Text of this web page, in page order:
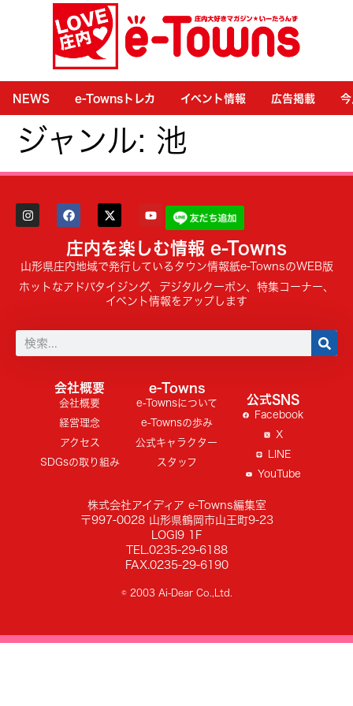
NEWS e-Townsトレカ イベント情報 広告掲載
ジャンル: 池
庄内を楽しむ情報 e-Towns
山形県庄内地域で発行しているタウン情報紙e-TownsのWEB版
ホットなアドバタイジング、デジタルクーポン、特集コーナー、
イベント情報をアップします
会社概要
会社概要
経営理念
アクセス
SDGsの取り組み
e-Towns
e-Townsについて
e-Townsの歩み
公式キャラクター
スタッフ
公式SNS
Facebook
X
LINE
YouTube
株式会社アイディア e-Towns編集室
〒997-0028 山形県鶴岡市山王町9-23
LOGI9 1F
TEL.0235-29-6188
FAX.0235-29-6190
© 2003 Ai-Dear Co.,Ltd.